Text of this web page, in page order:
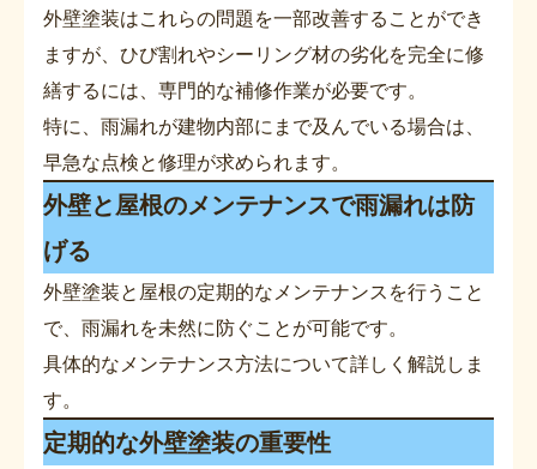
外壁塗装はこれらの問題を一部改善することができ
ますが、ひび割れやシーリング材の劣化を完全に修
繕するには、専門的な補修作業が必要です。
特に、雨漏れが建物内部にまで及んでいる場合は、
早急な点検と修理が求められます。
外壁と屋根のメンテナンスで雨漏れは防
げる
外壁塗装と屋根の定期的なメンテナンスを行うこと
で、雨漏れを未然に防ぐことが可能です。
具体的なメンテナンス方法について詳しく解説しま
す。
定期的な外壁塗装の重要性